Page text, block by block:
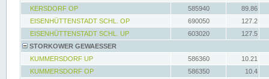
KERSDORF OP
585940
89.86
EISENHÜTTENSTADT SCHL. OP
690050
127.2
EISENHÜTTENSTADT SCHL. UP
603020
127.5
STORKOWER GEWAESSER
KUMMERSDORF UP
586360
10.21
KUMMERSDORF OP
586350
10.4